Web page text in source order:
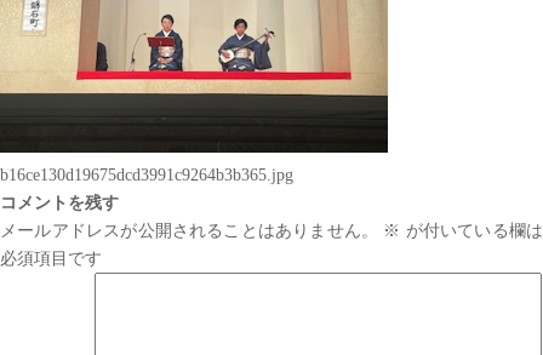
b16ce130d19675dcd3991c9264b3b365.jpg
コメントを残す
メールアドレスが公開されることはありません。
※ が付いている欄は
必須項目です